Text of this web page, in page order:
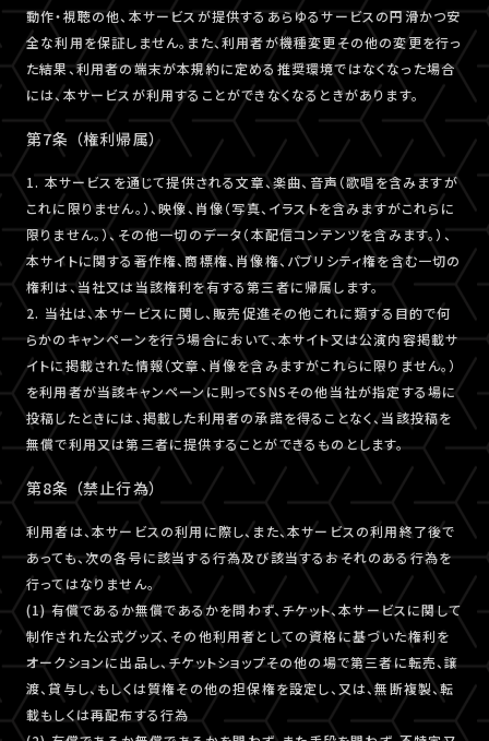
動作・視聴の他、本サービスが提供するあらゆるサービスの円滑かつ安
全な利用を保証しません。また、利用者が機種変更その他の変更を行っ
た結果、利用者の端末が本規約に定める推奨環境ではなくなった場合
には、本サービスが利用することができなくなるときがあります。
第7条 （権利帰属）
1. 本サービスを通じて提供される文章、楽曲、音声（歌唱を含みますが
これに限りません。）、映像、肖像（写真、イラストを含みますがこれらに
限りません。）、その他一切のデータ（本配信コンテンツを含みます。）、
本サイトに関する著作権、商標権、肖像権、パブリシティ権を含む一切の
権利は、当社又は当該権利を有する第三者に帰属します。
2. 当社は、本サービスに関し、販売促進その他これに類する目的で何
らかのキャンペーンを行う場合において、本サイト又は公演内容掲載サ
イトに掲載された情報（文章、肖像を含みますがこれらに限りません。）
を利用者が当該キャンペーンに則ってSNSその他当社が指定する場に
投稿したときには、掲載した利用者の承諾を得ることなく、当該投稿を
無償で利用又は第三者に提供することができるものとします。
第8条 （禁止行為）
利用者は、本サービスの利用に際し、また、本サービスの利用終了後で
あっても、次の各号に該当する行為及び該当するおそれのある行為を
行ってはなりません。
(1) 有償であるか無償であるかを問わず、チケット、本サービスに関して
制作された公式グッズ、その他利用者としての資格に基づいた権利を
オークションに出品し、チケットショップその他の場で第三者に転売、譲
渡、貸与し、もしくは質権その他の担保権を設定し、又は、無断複製、転
載もしくは再配布する行為